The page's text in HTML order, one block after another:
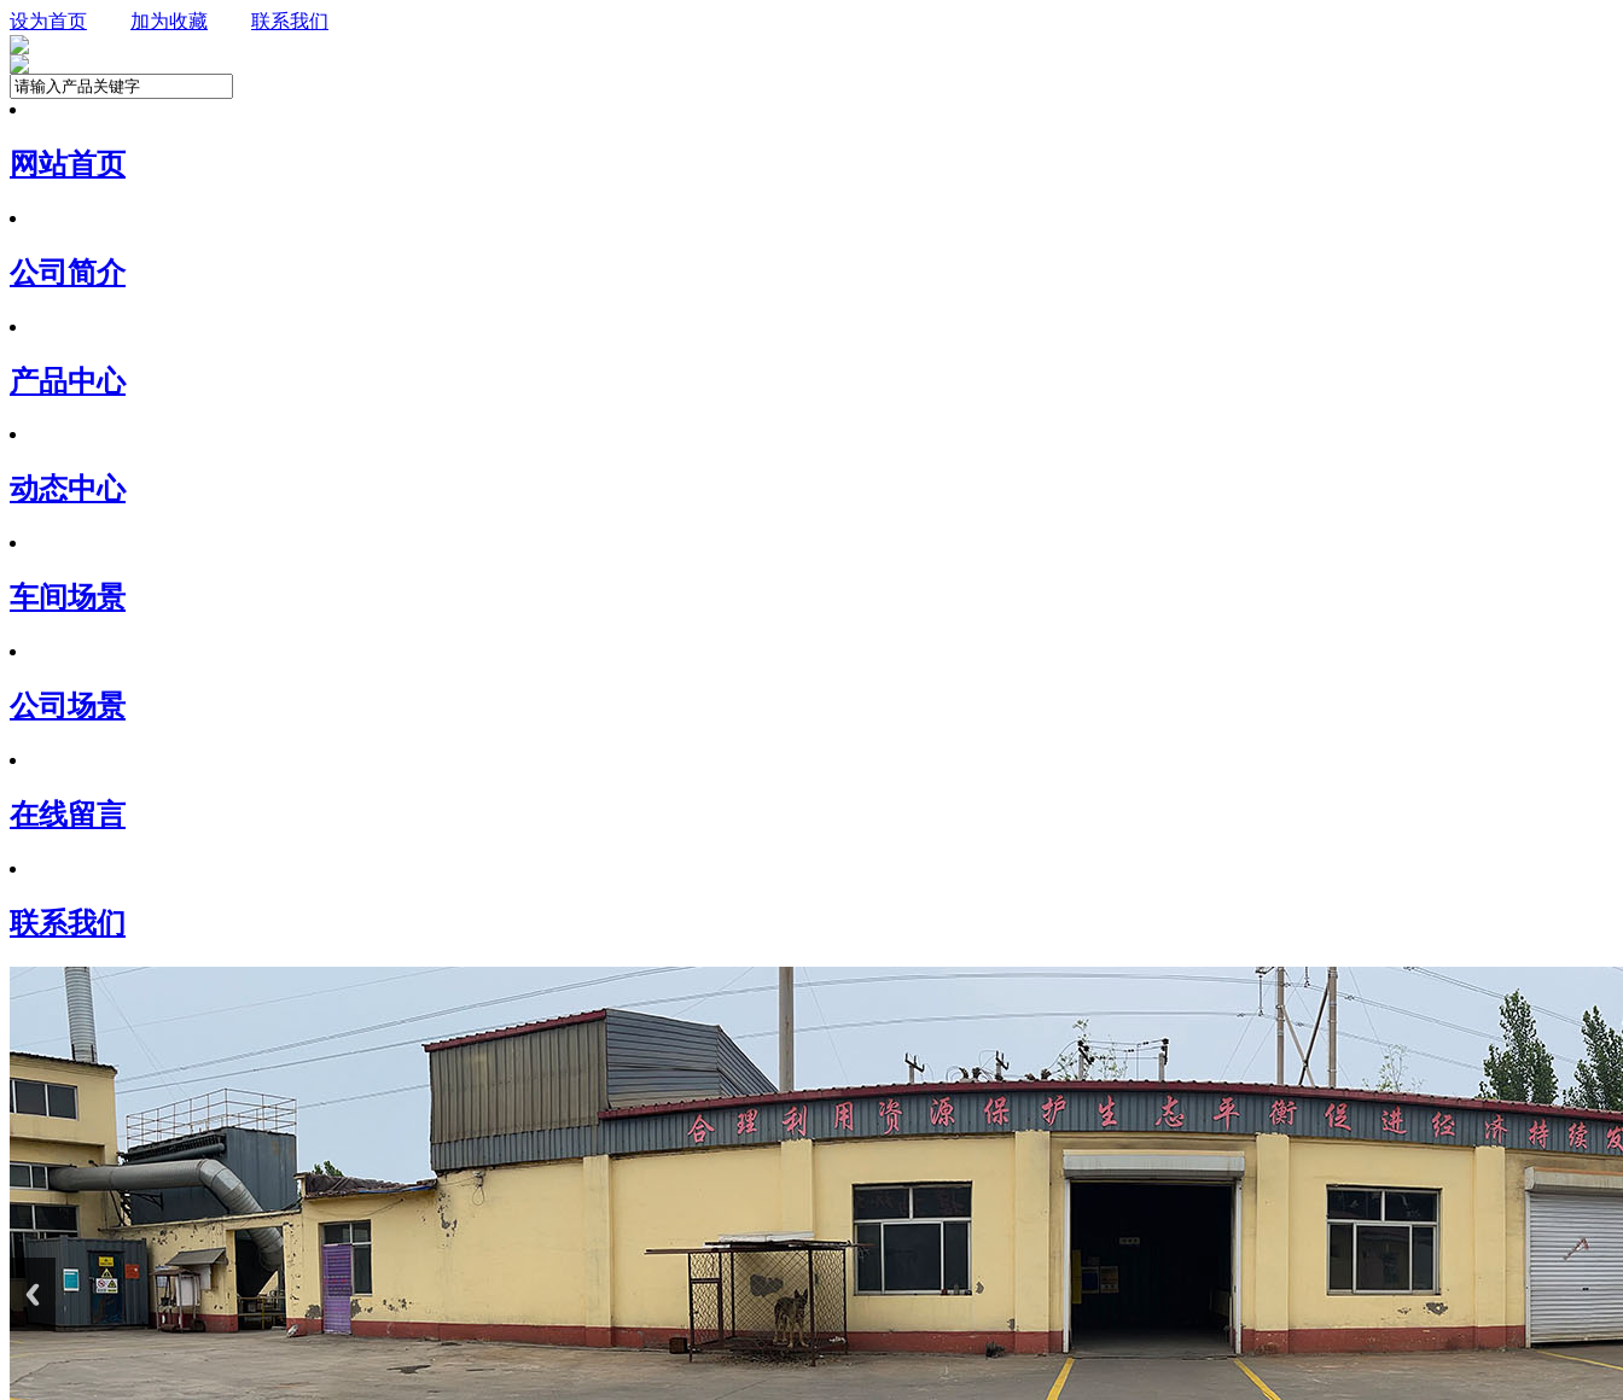
设为首页 加为收藏 联系我们
网站首页
公司简介
产品中心
动态中心
车间场景
公司场景
在线留言
联系我们